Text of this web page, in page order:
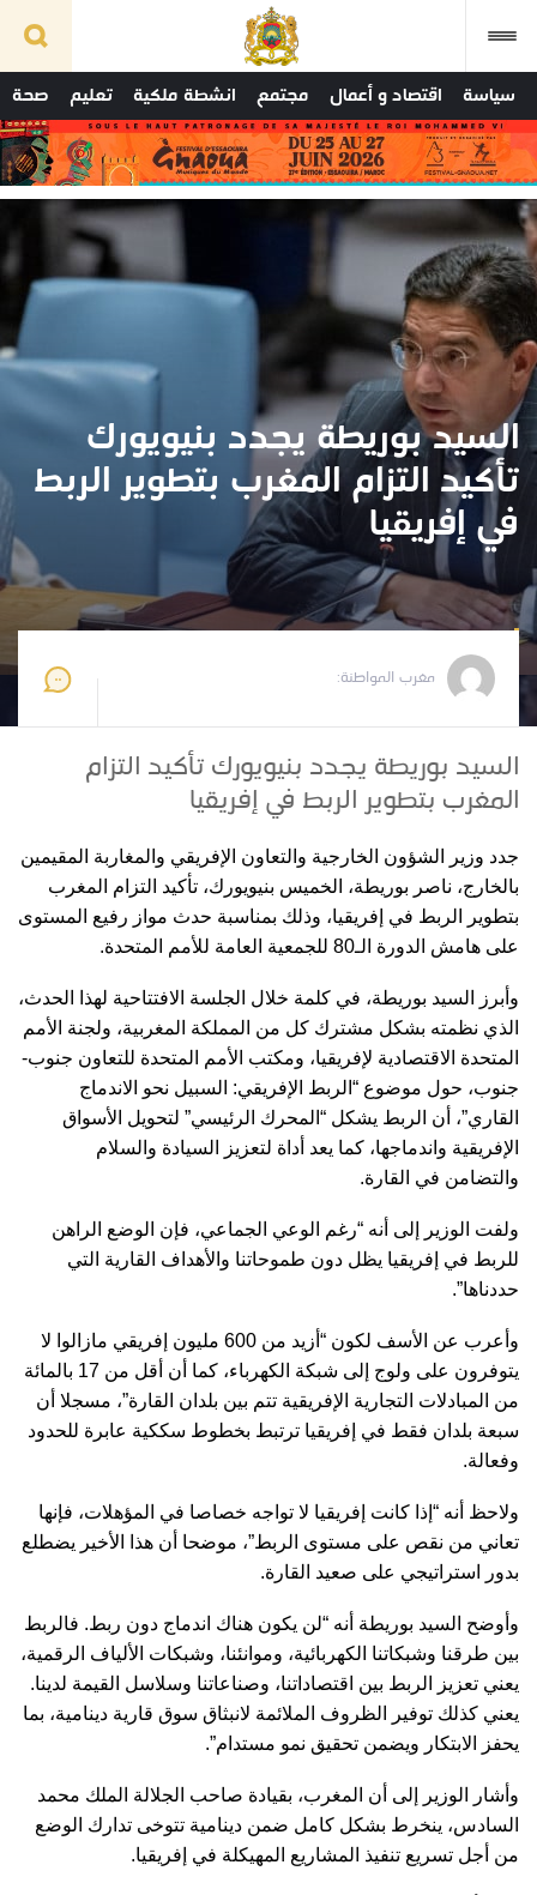
سياسة اقتصاد و أعمال مجتمع انشطة ملكية تعليم صحة
السيد بوريطة يجدد بنيويورك
تأكيد التزام المغرب بتطوير الربط
في إفريقيا
مغرب المواطنة:
السيد بوريطة يجدد بنيويورك تأكيد التزام
المغرب بتطوير الربط في إفريقيا
جدد وزير الشؤون الخارجية والتعاون الإفريقي والمغاربة المقيمين
بالخارج، ناصر بوريطة، الخميس بنيويورك، تأكيد التزام المغرب
بتطوير الربط في إفريقيا، وذلك بمناسبة حدث مواز رفيع المستوى
على هامش الدورة الـ80 للجمعية العامة للأمم المتحدة.
وأبرز السيد بوريطة، في كلمة خلال الجلسة الافتتاحية لهذا الحدث،
الذي نظمته بشكل مشترك كل من المملكة المغربية، ولجنة الأمم
المتحدة الاقتصادية لإفريقيا، ومكتب الأمم المتحدة للتعاون جنوب-
جنوب، حول موضوع “الربط الإفريقي: السبيل نحو الاندماج
القاري”، أن الربط يشكل “المحرك الرئيسي” لتحويل الأسواق
الإفريقية واندماجها، كما يعد أداة لتعزيز السيادة والسلام
والتضامن في القارة.
ولفت الوزير إلى أنه “رغم الوعي الجماعي، فإن الوضع الراهن
للربط في إفريقيا يظل دون طموحاتنا والأهداف القارية التي
حددناها”.
وأعرب عن الأسف لكون “أزيد من 600 مليون إفريقي مازالوا لا
يتوفرون على ولوج إلى شبكة الكهرباء، كما أن أقل من 17 بالمائة
من المبادلات التجارية الإفريقية تتم بين بلدان القارة”، مسجلا أن
سبعة بلدان فقط في إفريقيا ترتبط بخطوط سككية عابرة للحدود
وفعالة.
ولاحظ أنه “إذا كانت إفريقيا لا تواجه خصاصا في المؤهلات، فإنها
تعاني من نقص على مستوى الربط”، موضحا أن هذا الأخير يضطلع
بدور استراتيجي على صعيد القارة.
وأوضح السيد بوريطة أنه “لن يكون هناك اندماج دون ربط. فالربط
بين طرقنا وشبكاتنا الكهربائية، وموانئنا، وشبكات الألياف الرقمية،
يعني تعزيز الربط بين اقتصاداتنا، وصناعاتنا وسلاسل القيمة لدينا.
يعني كذلك توفير الظروف الملائمة لانبثاق سوق قارية دينامية، بما
يحفز الابتكار ويضمن تحقيق نمو مستدام”.
وأشار الوزير إلى أن المغرب، بقيادة صاحب الجلالة الملك محمد
السادس، ينخرط بشكل كامل ضمن دينامية تتوخى تدارك الوضع
من أجل تسريع تنفيذ المشاريع المهيكلة في إفريقيا.